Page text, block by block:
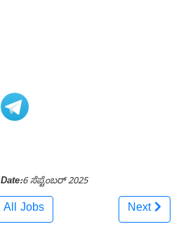
Date:6 ಸೆಪ್ಟೆಂಬರ್ 2025
All Jobs Next